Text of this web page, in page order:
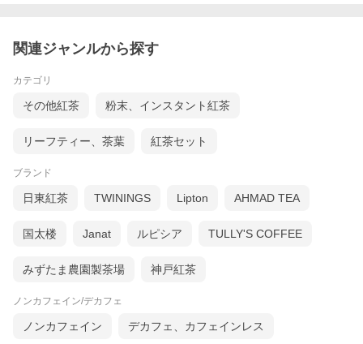
関連ジャンルから探す
カテゴリ
その他紅茶 粉末、インスタント紅茶
リーフティー、茶葉 紅茶セット
ブランド
日東紅茶 TWININGS Lipton AHMAD TEA
国太楼 Janat ルピシア TULLY'S COFFEE
みずたま農園製茶場 神戸紅茶
ノンカフェイン/デカフェ
ノンカフェイン デカフェ、カフェインレス